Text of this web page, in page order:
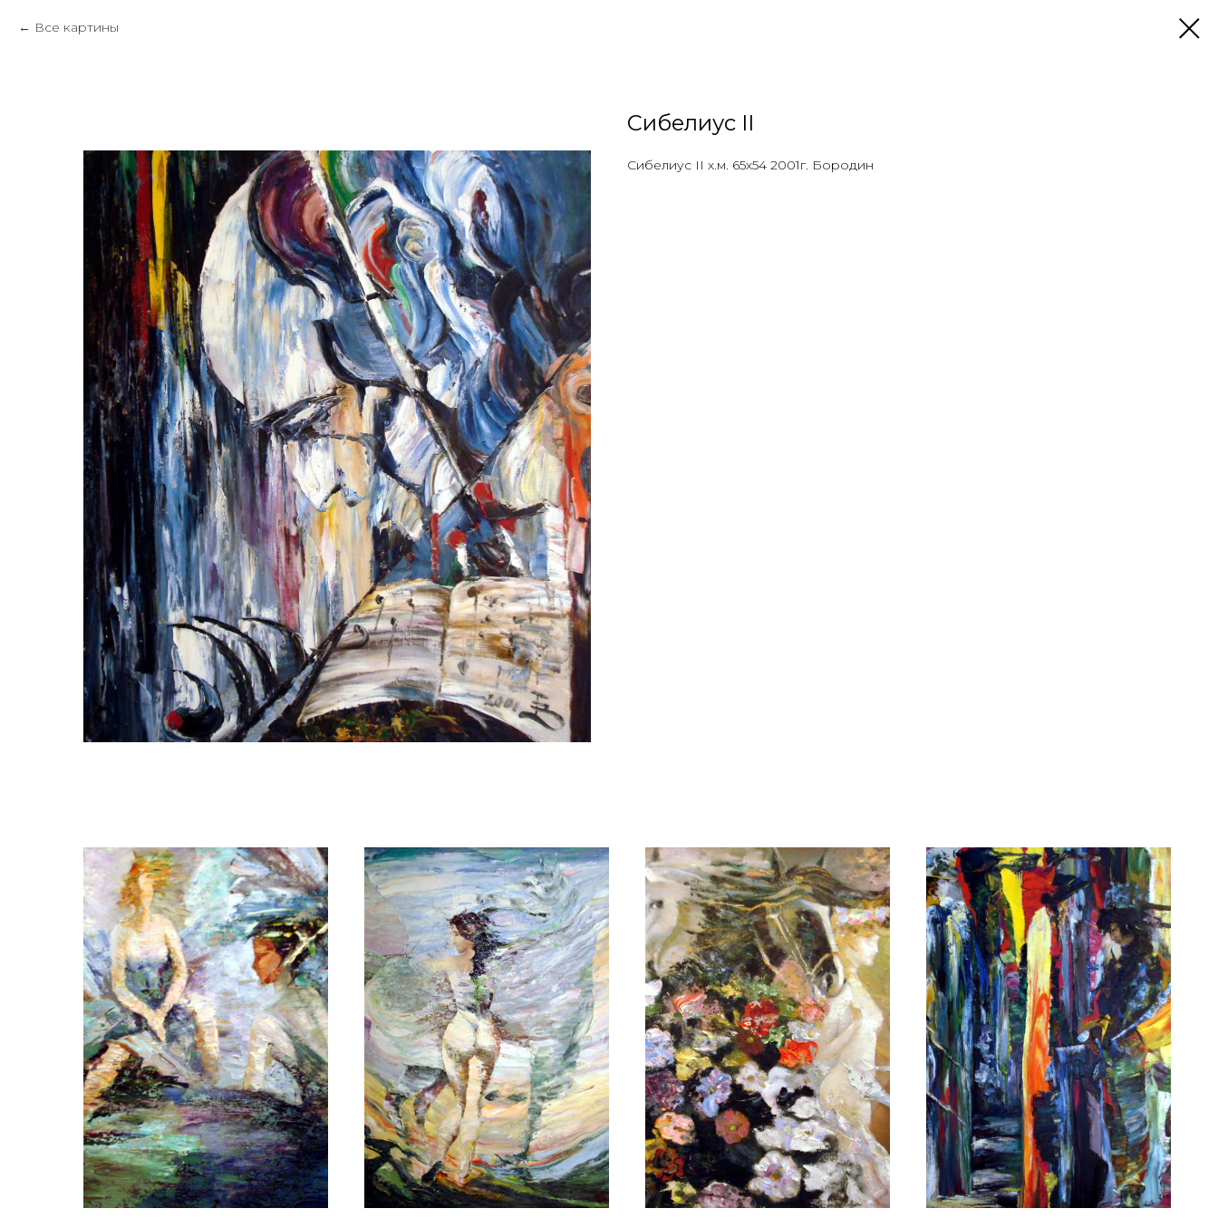
Все картины
Сибелиус II
Сибелиус II х.м. 65х54 2001г. Бородин